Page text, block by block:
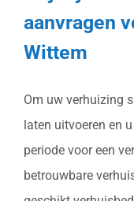
aanvragen
Wittem
Om uw verhuizing
laten uitvoeren en
periode voor een
betrouwbare